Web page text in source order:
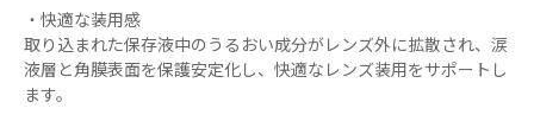
・快適な装用感
取り込まれた保存液中のうるおい成分がレンズ外に拡散され、涙
液層と角膜表面を保護安定化し、快適なレンズ装用をサポートし
ます。